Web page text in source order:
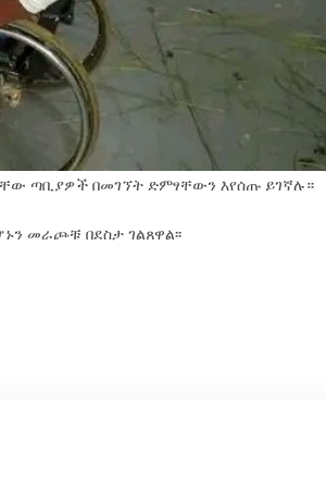
ጣቢያዎች በመገኘት ድምፃቸውን እየሰጡ ይገኛሉ።
መራጮቹ በደስታ ገልጸዋል፡፡